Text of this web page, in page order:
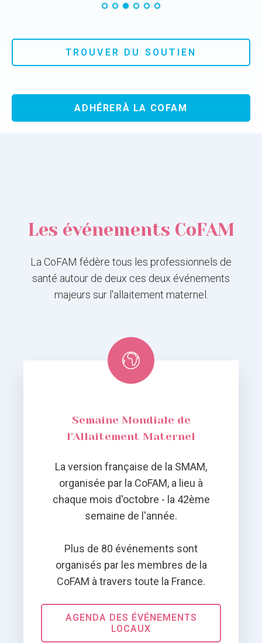
TROUVER DU SOUTIEN
ADHÉRERÀ LA COFAM
Les événements CoFAM
La CoFAM fédère tous les professionnels de
santé autour de deux ces deux événements
majeurs sur l'allaitement maternel.
Semaine Mondiale de
l'Allaitement Maternel
La version française de la SMAM,
organisée par la CoFAM, a lieu à
chaque mois d'octobre - la 42ème
semaine de l'année.
Plus de 80 événements sont
organisés par les membres de la
CoFAM à travers toute la France.
AGENDA DES ÉVÉNEMENTS
LOCAUX